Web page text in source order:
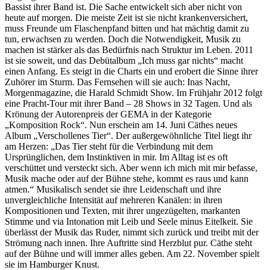
Bassist ihrer Band ist. Die Sache entwickelt sich aber nicht von
heute auf morgen. Die meiste Zeit ist sie nicht krankenversichert,
muss Freunde um Flaschenpfand bitten und hat mächtig damit zu
tun, erwachsen zu werden. Doch die Notwendigkeit, Musik zu
machen ist stärker als das Bedürfnis nach Struktur im Leben. 2011
ist sie soweit, und das Debütalbum „Ich muss gar nichts“ macht
einen Anfang. Es steigt in die Charts ein und erobert die Sinne ihrer
Zuhörer im Sturm. Das Fernsehen will sie auch: Inas Nacht,
Morgenmagazine, die Harald Schmidt Show. Im Frühjahr 2012 folgt
eine Pracht-Tour mit ihrer Band – 28 Shows in 32 Tagen. Und als
Krönung der Autorenpreis der GEMA in der Kategorie
„Komposition Rock“. Nun erschein am 14. Juni Cäthes neues
Album „Verschollenes Tier“. Der außergewöhnliche Titel liegt ihr
am Herzen: „Das Tier steht für die Verbindung mit dem
Ursprünglichen, dem Instinktiven in mir. Im Alltag ist es oft
verschüttet und versteckt sich. Aber wenn ich mich mit mir befasse,
Musik mache oder auf der Bühne stehe, kommt es raus und kann
atmen.“ Musikalisch sendet sie ihre Leidenschaft und ihre
unvergleichliche Intensität auf mehreren Kanälen: in ihren
Kompositionen und Texten, mit ihrer ungezügelten, markanten
Stimme und via Intonation mit Leib und Seele minus Eitelkeit. Sie
überlässt der Musik das Ruder, nimmt sich zurück und treibt mit der
Strömung nach innen. Ihre Auftritte sind Herzblut pur. Cäthe steht
auf der Bühne und will immer alles geben. Am 22. November spielt
sie im Hamburger Knust.